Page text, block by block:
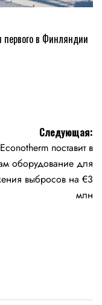
первого в Финляндии
Следующая:
Econotherm поставит в
оборудование для
выбросов на €3
млн